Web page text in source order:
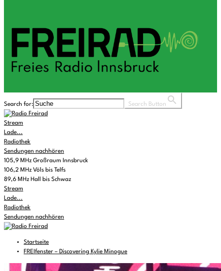
Search for: Search Button
Stream
Lade...
Radiothek
Sendungen nachhören
105,9 MHz Großraum Innsbruck
106,2 MHz Völs bis Telfs
89,6 MHz Hall bis Schwaz
Stream
Lade...
Radiothek
Sendungen nachhören
Startseite
FREIfenster – Discovering Kylie Minogue